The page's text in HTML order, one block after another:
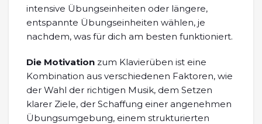
intensive Übungseinheiten oder längere,
entspannte Übungseinheiten wählen, je
nachdem, was für dich am besten funktioniert.
Die Motivation zum Klavierüben ist eine
Kombination aus verschiedenen Faktoren, wie
der Wahl der richtigen Musik, dem Setzen
klarer Ziele, der Schaffung einer angenehmen
Übungsumgebung, einem strukturierten